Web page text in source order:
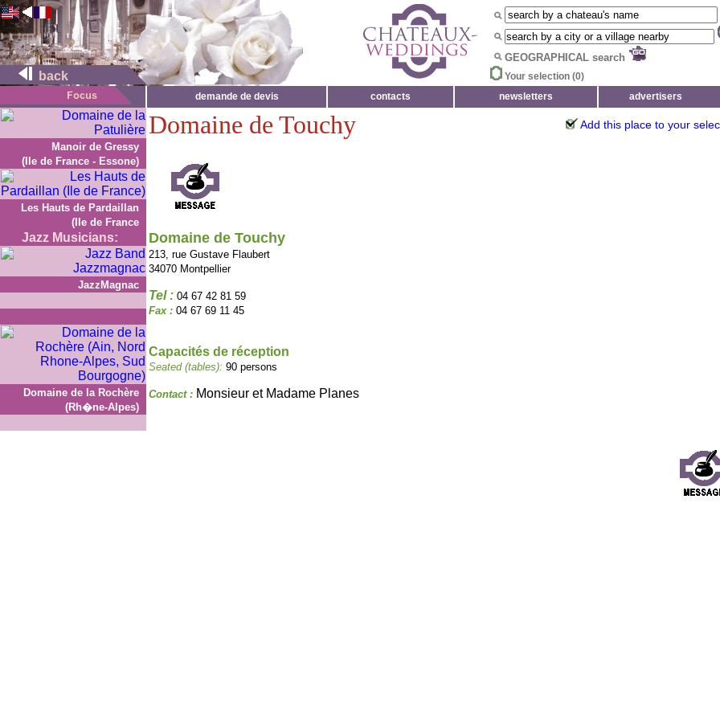
back
GEOGRAPHICAL search
Your selection (0)
demande de devis
contacts newsletters advertisers
Manoir de Gressy
(Ile de France - Essone)
Les Hauts de Pardaillan
(Ile de France
Jazz Musicians:
JazzMagnac
Domaine de la Rochère
(Rh�ne-Alpes)
Domaine de Touchy Add this place to your
Domaine de Touchy
213, rue Gustave Flaubert
34070 Montpellier
Tel : 04 67 42 81 59
Fax : 04 67 69 11 45
Capacités de réception
Seated (tables): 90 persons
Contact : Monsieur et Madame Planes